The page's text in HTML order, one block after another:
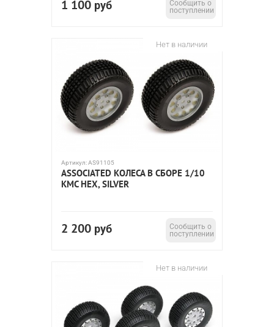
1 100 руб
Сообщить о
поступлении
Нет в наличии
Артикул:AS91105
ASSOCIATED КОЛЕСА В СБОРЕ 1/10
KMC HEX, SILVER
2 200 руб
Сообщить о
поступлении
Нет в наличии